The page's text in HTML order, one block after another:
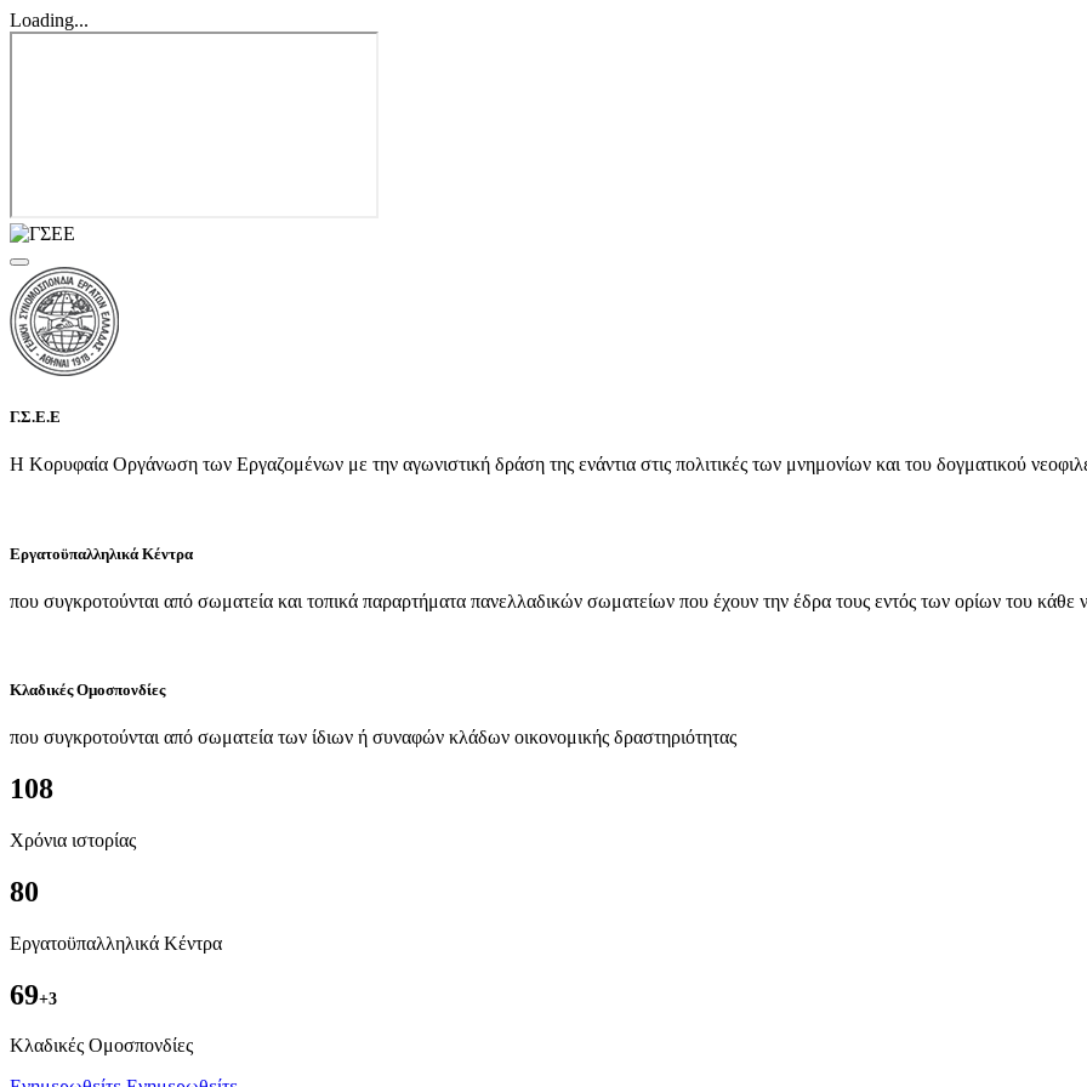
Loading...
Γ.Σ.Ε.Ε
Η Κορυφαία Οργάνωση των Εργαζομένων με την αγωνιστική δράση της ενάντια στις πολιτικές των μνημονίων και του δογματικού
Εργατοϋπαλληλικά Κέντρα
που συγκροτούνται από σωματεία και τοπικά παραρτήματα πανελλαδικών σωματείων που έχουν την έδρα τους εντός των ορίων του κάθε
Κλαδικές Ομοσπονδίες
που συγκροτούνται από σωματεία των ίδιων ή συναφών κλάδων οικονομικής δραστηριότητας
108
Χρόνια ιστορίας
80
Εργατοϋπαλληλικά Κέντρα
69+3
Kλαδικές Ομοσπονδίες